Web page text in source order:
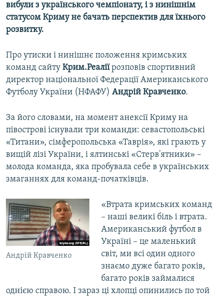
вибули з українського чемпіонату, і з нинішнім
статусом Криму не бачать перспектив для їхнього
розвитку.
Про утиски і нинішнє положення кримських
команд сайту Крим.Реаліїрозповів спортивний
директор національної Федерації Американського
Футболу України (НФАФУ) Андрій Кравченко.
За його словами, на момент анексії Криму на
півострові існували три команди: севастопольські
«Титани», сімферопольська «Таврія», які грають у
вищій лізі України, і ялтинські «Стерв'ятники» –
молода команда, яка пробувала себе в українських
змаганнях для команд-початківців.
Андрій Кравченко
«Втрата кримських команд
– наші великі біль і втрата.
Американський футбол в
Україні – це маленький
світ, ми всі один одного
знаємо дуже багато років,
багато років займалися
однією справою. І зараз ці хлопці опинились по той